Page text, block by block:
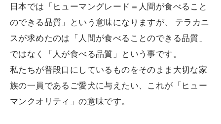
日本では「ヒューマングレード＝人間が食べること
のできる品質」という意味になりますが、 テラカニ
スが求めたのは「人間が食べることのできる品質」
ではなく「人が食べる品質」という事です。
私たちが普段口にしているものをそのまま大切な家
族の一員であるご愛犬に与えたい、これが「ヒュー
マンクオリティ」の意味です。